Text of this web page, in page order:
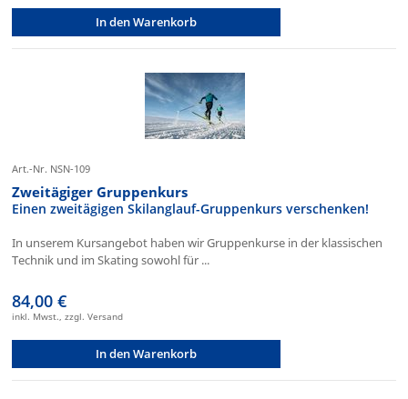
In den Warenkorb
Art.-Nr. NSN-109
Zweitägiger Gruppenkurs
Einen zweitägigen Skilanglauf-Gruppenkurs verschenken!
In unserem Kursangebot haben wir Gruppenkurse in der klassischen
Technik und im Skating sowohl für ...
84,00 €
inkl. Mwst., zzgl. Versand
In den Warenkorb